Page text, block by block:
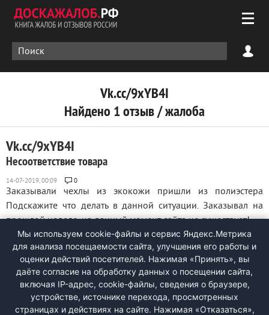
Vk.cc/9xYB4I
Найдено 1 отзыв / жалоба
Vk.cc/9xYB4I
Несоответствие товара
0
Заказывали чехлы из экокожи пришли из полиэстера
Подскажите что делать в данной ситуации. Заказывал на
прошлой неделе, на данный момент сайта не существует! ...
Мы используем cookie-файлы и сервис Яндекс.Метрика
для анализа посещаемости сайта, улучшения его работы и
оценки действий посетителей. Нажимая «Принять», вы
даёте согласие на обработку данных о посещении сайта,
включая IP-адрес, cookie-файлы, сведения о браузере,
устройстве, источнике перехода, просмотренных
страницах и действиях на сайте. Нажимая «Отказаться»,